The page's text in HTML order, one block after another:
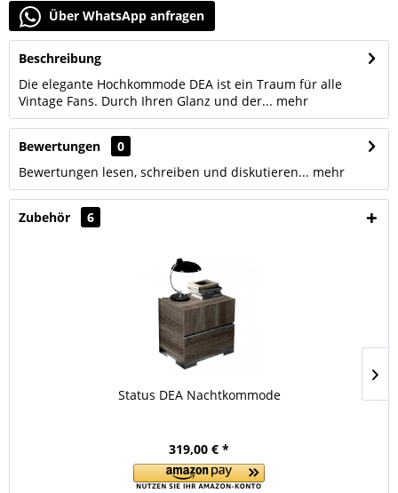
Über WhatsApp anfragen
Beschreibung
Die elegante Hochkommode DEA ist ein Traum für alle
Vintage Fans. Durch Ihren Glanz und der... mehr
Bewertungen
0
Bewertungen lesen, schreiben und diskutieren... mehr
Zubehör 6
Status DEA Nachtkommode
319,00 € *